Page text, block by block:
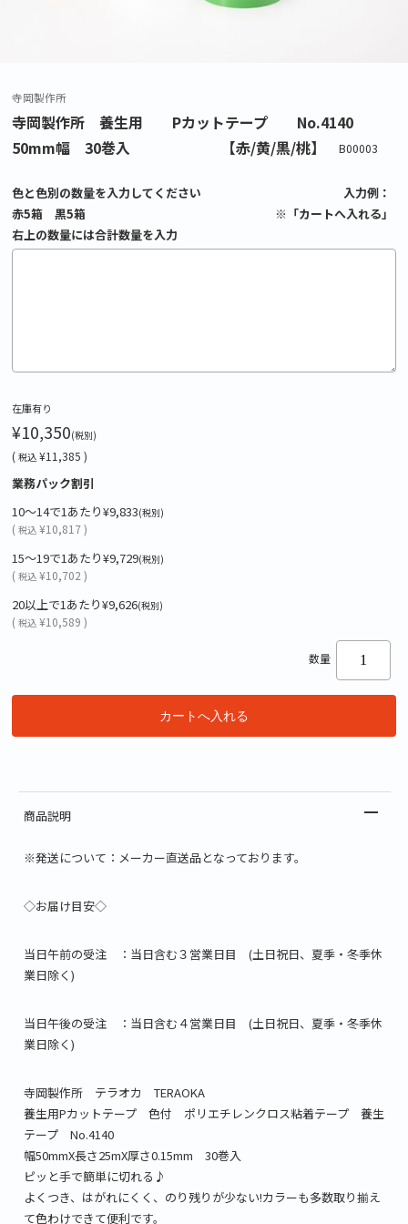
寺岡製作所
寺岡製作所 養生用 Pカットテープ No.4140
50mm幅 30巻入 【赤/黄/黒/桃】
B00003
色と色別の数量を入力してください 入力例：
赤5箱 黒5箱 ※「カートへ入れる」
右上の数量には合計数量を入力
在庫有り
¥10,350(税別)
( 税込 ¥11,385 )
業務パック割引
10～14で1あたり¥9,833(税別)
( 税込 ¥10,817 )
15～19で1あたり¥9,729(税別)
( 税込 ¥10,702 )
20以上で1あたり¥9,626(税別)
( 税込 ¥10,589 )
数量
商品説明
※発送について：メーカー直送品となっております。
◇お届け目安◇
当日午前の受注 ：当日含む３営業日目 (土日祝日、夏季・冬季休
業日除く)
当日午後の受注 ：当日含む４営業日目 (土日祝日、夏季・冬季休
業日除く)
寺岡製作所 テラオカ TERAOKA
養生用Pカットテープ 色付 ポリエチレンクロス粘着テープ 養生
テープ No.4140
幅50mmX長さ25mX厚さ0.15mm 30巻入
ピッと手で簡単に切れる♪
よくつき、はがれにくく、のり残りが少ない!カラーも多数取り揃え
て色わけできて便利です。